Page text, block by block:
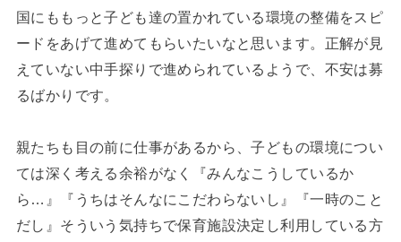
国にももっと子ども達の置かれている環境の整備をスピ
ードをあげて進めてもらいたいなと思います。正解が見
えていない中手探りで進められているようで、不安は募
るばかりです。
親たちも目の前に仕事があるから、子どもの環境につい
ては深く考える余裕がなく『みんなこうしているか
ら…』『うちはそんなにこだわらないし』『一時のこと
だし』そういう気持ちで保育施設決定し利用している方